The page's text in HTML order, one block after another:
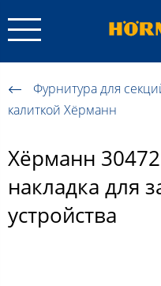
Фурнитура для
калиткой Хёрманн
Хёрманн
накладка для
устройства